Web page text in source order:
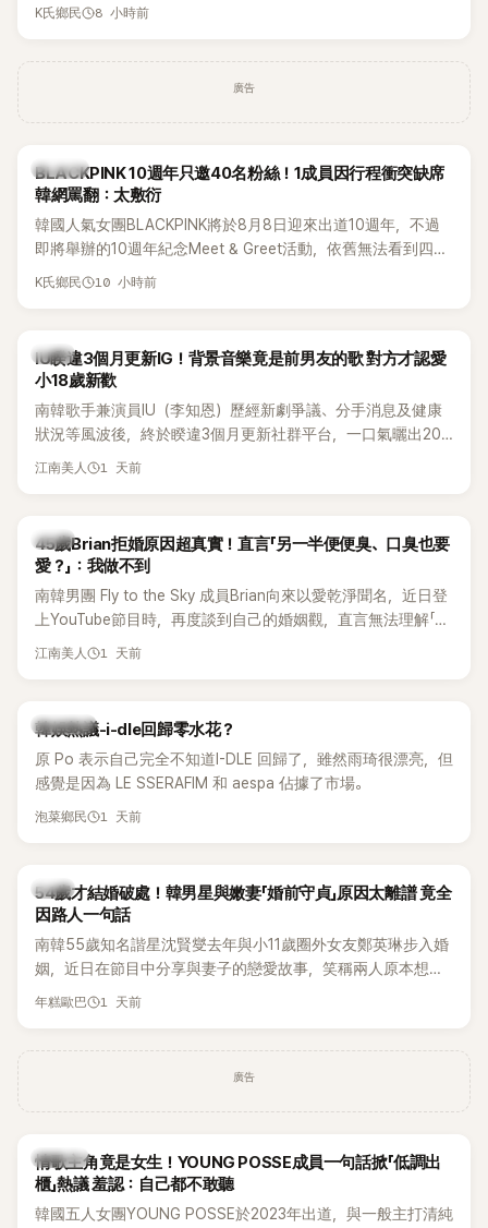
K氏鄉民 8 小時前
廣告
K-POP
BLACKPINK 10週年只邀40名粉絲！1成員因行程衝突缺席
韓網罵翻：太敷衍
韓國人氣女團BLACKPINK將於8月8日迎來出道10週年，不過
即將舉辦的10週年紀念Meet & Greet活動，依舊無法看到四人
合體。根據韓媒《MyDaily》7日報導，當天將由Jisoo（智秀）、
K氏鄉民 10 小時前
韓星
IU睽違3個月更新IG！背景音樂竟是前男友的歌 對方才認愛
小18歲新歡
南韓歌手兼演員IU（李知恩）歷經新劇爭議、分手消息及健康
狀況等風波後，終於睽違3個月更新社群平台，一口氣曬出20
張近況照，讓大批粉絲又驚又喜。不過，比起照片本身，更引
江南美人 1 天前
韓星
45歲Brian拒婚原因超真實！直言「另一半便便臭、口臭也要
愛？」：我做不到
南韓男團 Fly to the Sky 成員Brian向來以愛乾淨聞名，近日登
上YouTube節目時，再度談到自己的婚姻觀，直言無法理解「連
另一半的口臭、便便臭都要愛」這種說法，更大方表明自己是不
江南美人 1 天前
熱議討論
韓娛熱議-i-dle回歸零水花？
原 Po 表示自己完全不知道I-DLE 回歸了，雖然雨琦很漂亮，但
感覺是因為 LE SSERAFIM 和 aespa 佔據了市場。
泡菜鄉民 1 天前
韓星
54歲才結婚破處！韓男星與嫩妻「婚前守貞」原因太離譜 竟全
因路人一句話
南韓55歲知名諧星沈賢燮去年與小11歲圈外女友鄭英琳步入婚
姻，近日在節目中分享與妻子的戀愛故事，笑稱兩人原本想享
受兩人世界，沒想到站在飯店門口時竟被路人認出，還一路替
年糕歐巴 1 天前
廣告
K-POP
情歌主角竟是女生！YOUNG POSSE成員一句話掀「低調出
櫃」熱議 羞認：自己都不敢聽
韓國五人女團YOUNG POSSE於2023年出道，與一般主打清純